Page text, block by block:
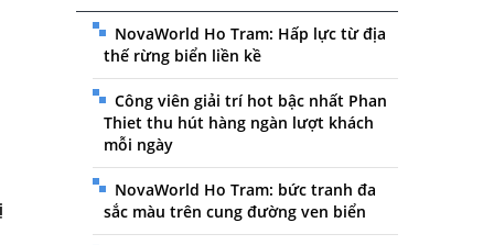
NovaWorld Ho Tram: Hấp lực từ địa
thế rừng biển liền kề
Công viên giải trí hot bậc nhất Phan
Thiet thu hút hàng ngàn lượt khách
mỗi ngày
NovaWorld Ho Tram: bức tranh đa
sắc màu trên cung đường ven biển